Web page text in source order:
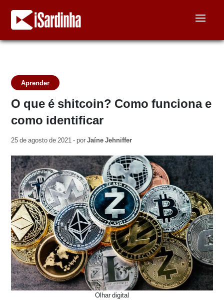
Aprender
O que é shitcoin? Como funciona e
como identificar
25 de agosto de 2021 - porJaíne Jehniffer
Olhar digital